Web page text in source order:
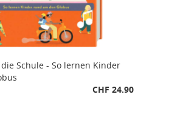
Schule - So lernen Kinder
CHF 24.90